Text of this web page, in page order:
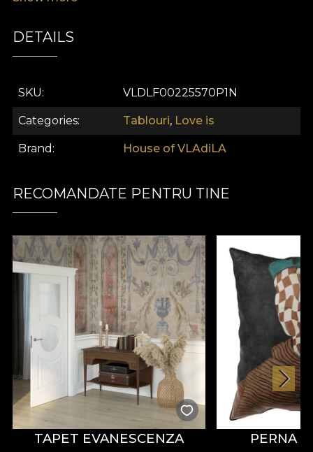
DETAILS
SKU VLDLF00225570P1N
Categories Tablouri, Love is
Brand House of VLAdiLA
RECOMANDATE PENTRU TINE
TAPET EVANESCENZA PERNA